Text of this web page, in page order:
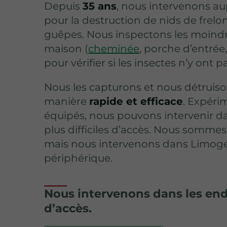
Depuis35 ans, nous intervenons
pour la destruction de nids de
guêpes. Nous inspectons les
maison (cheminée, porche
pour vérifier si les insectes n’y ont
Nous les capturons et nous
manière rapide et efficace.
équipés, nous pouvons intervenir
plus difficiles d’accès. Nous
mais nous intervenons dans
périphérique.
Nous intervenons dans les
d’accès.